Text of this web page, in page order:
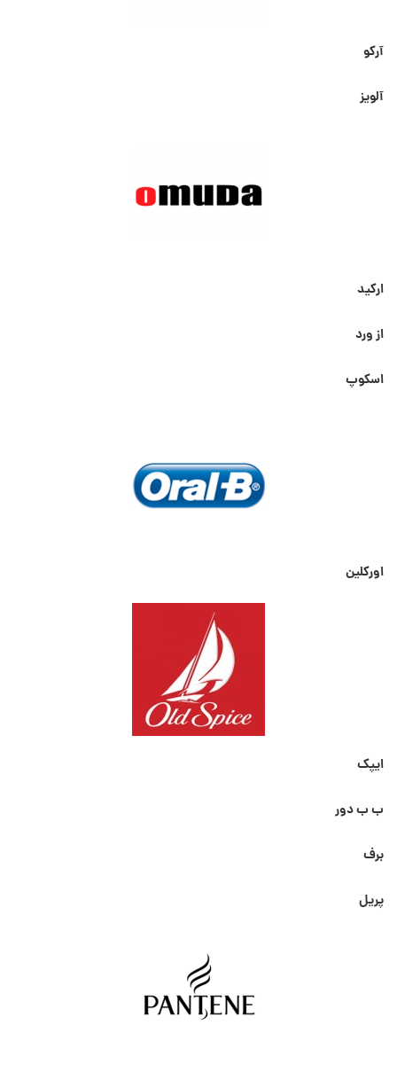
آرکو
آلویز
ارکید
از ورد
اسکوپ
اورکلین
ایپک
ب ب دور
برف
پریل